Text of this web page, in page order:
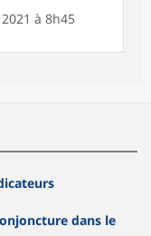
à 8h45
dans le